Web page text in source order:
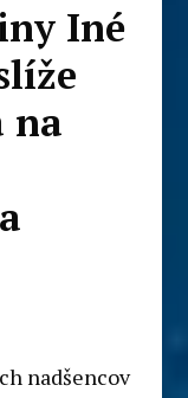
Iné
na
nadšencov